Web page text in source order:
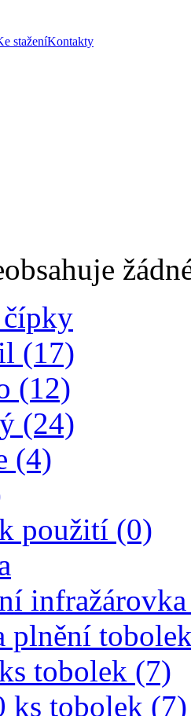
staženíKontakty
(17)
(12)
(24)
(4)
použití (0)
plnění
tobolek (7)
ks tobolek (7)